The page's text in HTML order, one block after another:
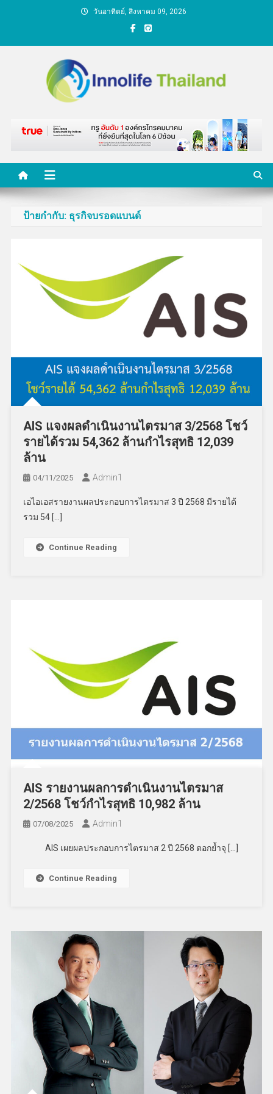
วันอาทิตย์, สิงหาคม 09, 2026
คนกับความคิด ชีวิตกับ
นวัตกรรม
ป้ายกำกับ: ธุรกิจบรอดแบนด์
AIS แจงผลดำเนินงานไตรมาส 3/2568 โชว์
รายได้รวม 54,362 ล้านกำไรสุทธิ 12,039
ล้าน
04/11/2025 Admin​1
เอไอเอสรายงานผลประกอบการไตรมาส 3 ปี 2568 มีรายได้
รวม 54 […]
Continue Reading
AIS รายงานผลการดำเนินงานไตรมาส
2/2568 โชว์กำไรสุทธิ 10,982 ล้าน
07/08/2025 Admin​1
AIS เผยผลประกอบการไตรมาส 2 ปี 2568 ตอกย้ำจุ […]
Continue Reading